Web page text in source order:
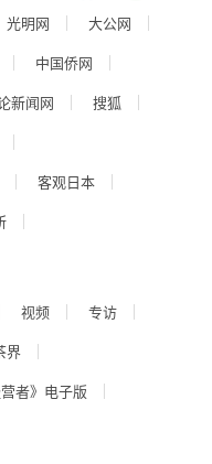
光明网
大公网
中国侨网
新闻网
搜狐
客观日本
视频
专访
界
营者》电子版